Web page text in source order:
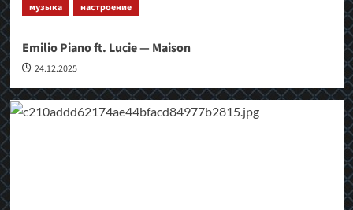
музыка настроение
Emilio Piano ft. Lucie — Maison
24.12.2025